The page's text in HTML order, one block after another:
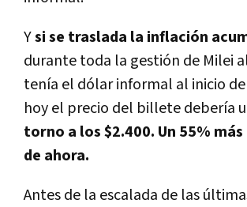
Ysi se traslada la inflación
durante toda la gestión de Milei
tenía el dólar informal al inicio
hoy el precio del billete debería
torno a los $2.400. Un 55%
de ahora.
Antes de la escalada de las